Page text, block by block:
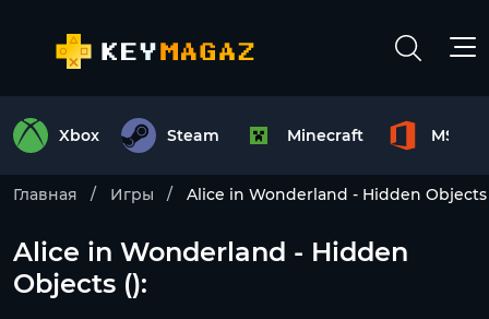
Xbox Steam Minecraft MS
Главная Игры Alice in Wonderland - Hidden Objects
Alice in Wonderland - Hidden
Objects ():